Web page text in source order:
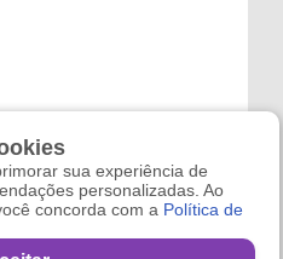
sua experiência de
personalizadas. Ao
concorda com a Política de